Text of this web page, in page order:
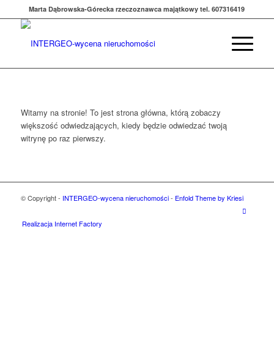
Marta Dąbrowska-Górecka rzeczoznawca majątkowy tel. 607316419
Witamy na stronie! To jest strona główna, którą zobaczy
większość odwiedzających, kiedy będzie odwiedzać twoją
witrynę po raz pierwszy.
© Copyright - INTERGEO-wycena nieruchomości- Enfold Theme by Kriesi
Realizacja Internet Factory